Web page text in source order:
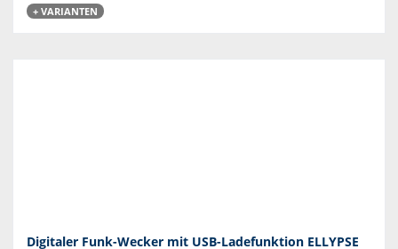
+ VARIANTEN
Digitaler Funk-Wecker mit USB-Ladefunktion ELLYPSE